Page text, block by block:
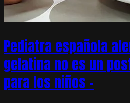
Pediatra española
gelatina no es un
para los niños –